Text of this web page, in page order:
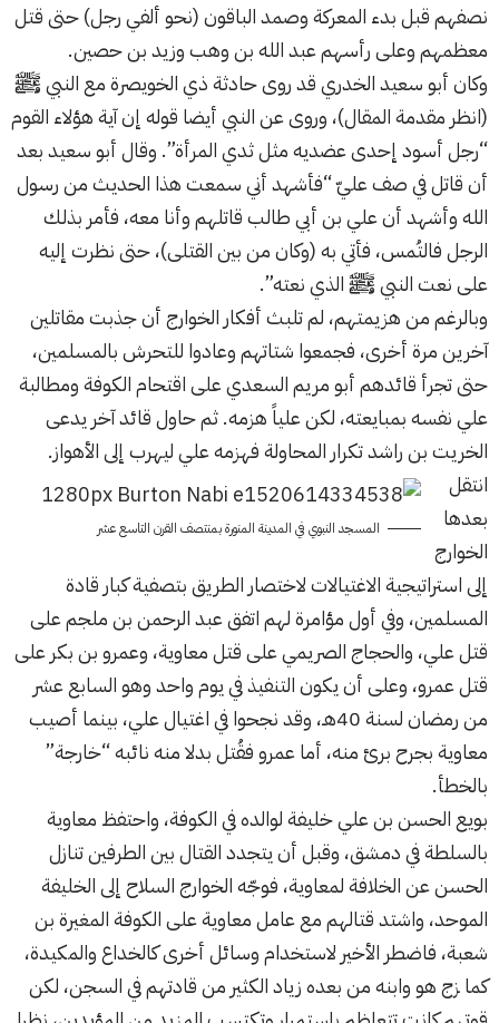
نصفهم قبل بدء المعركة وصمد الباقون (نحو ألفي رجل) حتى قتل
معظمهم وعلى رأسهم عبد الله بن وهب وزيد بن حصين.
وكان أبو سعيد الخدري قد روى حادثة ذي الخويصرة مع النبي ﷺ
(انظر مقدمة المقال)، وروى عن النبي أيضا قوله إن آية هؤلاء القوم
“رجل أسود إحدى عضديه مثل ثدي المرأة”. وقال أبو سعيد بعد
أن قاتل في صف عليّ “فأشهد أني سمعت هذا الحديث من رسول
الله وأشهد أن علي بن أبي طالب قاتلهم وأنا معه، فأمر بذلك
الرجل فالتُمس، فأتي به (وكان من بين القتلى)، حتى نظرت إليه
على نعت النبي ﷺ الذي نعته”.
وبالرغم من هزيمتهم، لم تلبث أفكار الخوارج أن جذبت مقاتلين
آخرين مرة أخرى، فجمعوا شتاتهم وعادوا للتحرش بالمسلمين،
حتى تجرأ قائدهم أبو مريم السعدي على اقتحام الكوفة ومطالبة
علي نفسه بمبايعته، لكن علياً هزمه. ثم حاول قائد آخر يدعى
الخريت بن راشد تكرار المحاولة فهزمه علي ليهرب إلى الأهواز.
المسجد النبوي في المدينة المنورة بمنتصف القرن التاسع عشر
انتقل
بعدها
الخوارج
إلى استراتيجية الاغتيالات لاختصار الطريق بتصفية كبار قادة
المسلمين، وفي أول مؤامرة لهم اتفق عبد الرحمن بن ملجم على
قتل علي، والحجاج الصريمي على قتل معاوية، وعمرو بن بكر على
قتل عمرو، وعلى أن يكون التنفيذ في يوم واحد وهو السابع عشر
من رمضان لسنة 40هـ، وقد نجحوا في اغتيال علي، بينما أصيب
معاوية بجرح برئ منه، أما عمرو فقُتل بدلا منه نائبه “خارجة”
بالخطأ.
بويع الحسن بن علي خليفة لوالده في الكوفة، واحتفظ معاوية
بالسلطة في دمشق، وقبل أن يتجدد القتال بين الطرفين تنازل
الحسن عن الخلافة لمعاوية، فوجّه الخوارج السلاح إلى الخليفة
الموحد، واشتد قتالهم مع عامل معاوية على الكوفة المغيرة بن
شعبة، فاضطر الأخير لاستخدام وسائل أخرى كالخداع والمكيدة،
كما زج هو وابنه من بعده زياد الكثير من قادتهم في السجن، لكن